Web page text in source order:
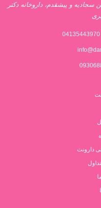
سجادیه و پیشقدم، داروخانه دکتر
04135443970
دارونت